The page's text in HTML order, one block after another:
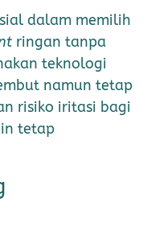
dalam memilih
ringan tanpa
teknologi
namun tetap
risiko iritasi bagi
tetap